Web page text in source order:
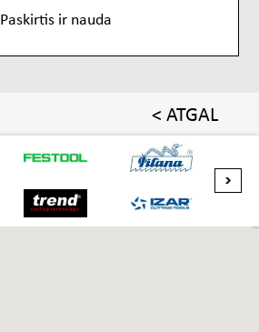
Paskirtis ir nauda
< ATGAL